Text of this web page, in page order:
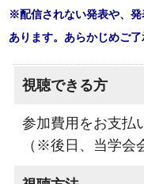
※配信されない発表や、
あります。あらかじめご了
視聴できる方
参加費用をお支払
（※後日、当学会